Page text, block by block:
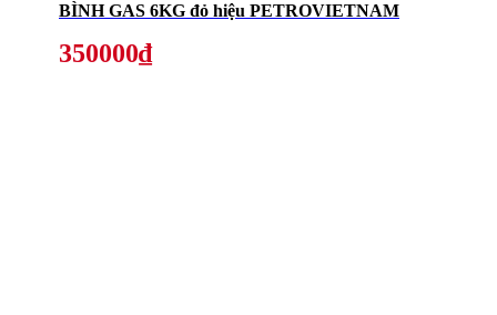
BÌNH GAS 6KG đỏ hiệu PETROVIETNAM
350000₫